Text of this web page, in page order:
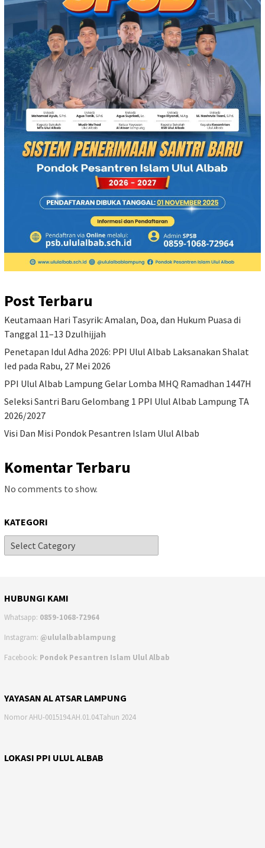
Post Terbaru
Keutamaan Hari Tasyrik: Amalan, Doa, dan Hukum Puasa di
Tanggal 11–13 Dzulhijjah
Penetapan Idul Adha 2026: PPI Ulul Albab Laksanakan Shalat
Ied pada Rabu, 27 Mei 2026
PPI Ulul Albab Lampung Gelar Lomba MHQ Ramadhan 1447H
Seleksi Santri Baru Gelombang 1 PPI Ulul Albab Lampung TA
2026/2027
Visi Dan Misi Pondok Pesantren Islam Ulul Albab
Komentar Terbaru
No comments to show.
KATEGORI
HUBUNGI KAMI
Whatsapp: 0859-1068-72964
Instagram: @ululalbablampung
Facebook: Pondok Pesantren Islam Ulul Albab
YAYASAN AL ATSAR LAMPUNG
Nomor AHU-0015194.AH.01.04.Tahun 2024
LOKASI PPI ULUL ALBAB